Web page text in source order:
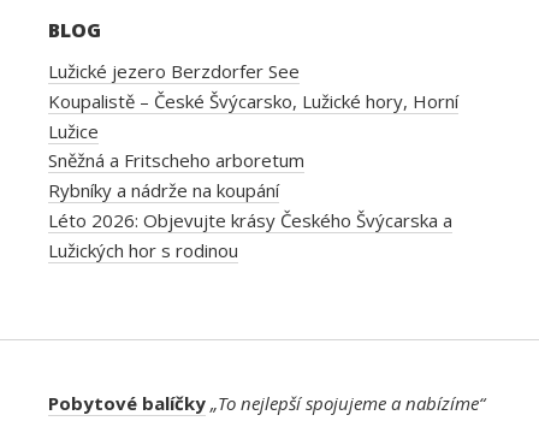
BLOG
Lužické jezero Berzdorfer See
Koupalistě – České Švýcarsko, Lužické hory, Horní
Lužice
Sněžná a Fritscheho arboretum
Rybníky a nádrže na koupání
Léto 2026: Objevujte krásy Českého Švýcarska a
Lužických hor s rodinou
Pobytové balíčky „To nejlepší spojujeme a nabízíme“